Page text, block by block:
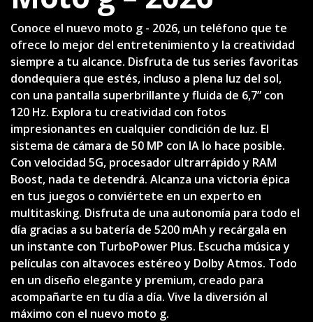
Conoce el nuevo moto g - 2026, un teléfono que te
ofrece lo mejor del entretenimiento y la creatividad
siempre a tu alcance. Disfruta de tus series favoritas
dondequiera que estés, incluso a plena luz del sol,
con una pantalla superbrillante y fluida de 6,7” con
120 Hz. Explora tu creatividad con fotos
impresionantes en cualquier condición de luz. El
sistema de cámara de 50 MP con IA lo hace posible.
Con velocidad 5G, procesador ultrarrápido y RAM
Boost, nada te detendrá. Alcanza una victoria épica
en tus juegos o conviértete en un experto en
multitasking. Disfruta de una autonomía para todo el
día gracias a su batería de 5200 mAh y recárgala en
un instante con TurboPower Plus. Escucha música y
películas con altavoces estéreo y Dolby Atmos. Todo
en un diseño elegante y premium, creado para
acompañarte en tu día a día. Vive la diversión al
máximo con el nuevo moto g.